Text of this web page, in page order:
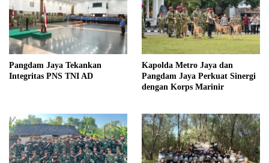
Pangdam Jaya Tekankan
Integritas PNS TNI AD
Kapolda Metro Jaya dan
Pangdam Jaya Perkuat Sinergi
dengan Korps Marinir